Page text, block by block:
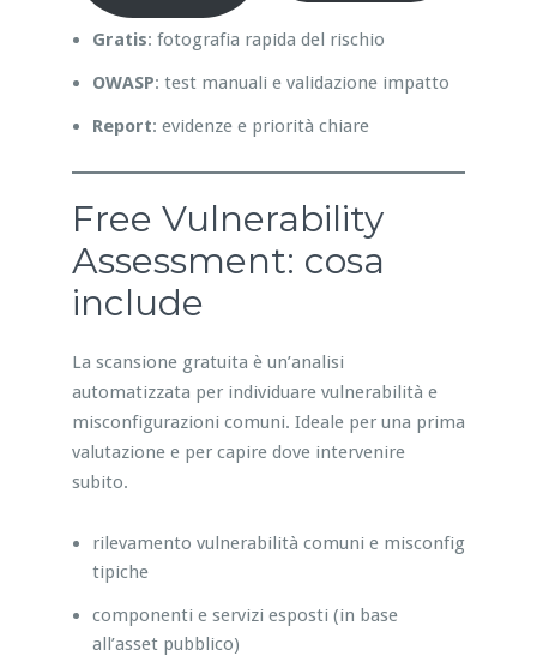
Gratis: fotografia rapida del rischio
OWASP: test manuali e validazione impatto
Report: evidenze e priorità chiare
Free Vulnerability
Assessment: cosa
include
La scansione gratuita è un’analisi
automatizzata per individuare vulnerabilità e
misconfigurazioni comuni. Ideale per una prima
valutazione e per capire dove intervenire
subito.
rilevamento vulnerabilità comuni e misconfig
tipiche
componenti e servizi esposti (in base
all’asset pubblico)